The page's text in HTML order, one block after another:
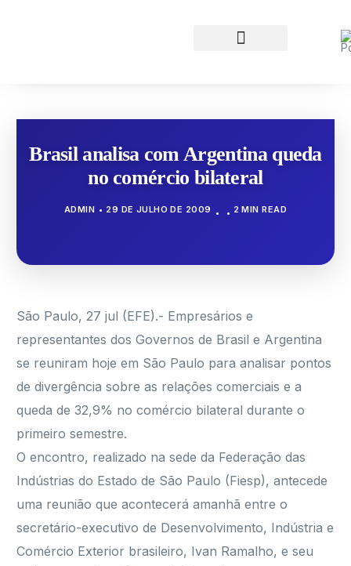
Brasil analisa com Argentina queda
no comércio bilateral
ADMIN 29 DE JULHO DE 2009 2 MIN READ
São Paulo, 27 jul (EFE).- Empresários e
representantes dos Governos de Brasil e Argentina
se reuniram hoje em São Paulo para analisar pontos
de divergência sobre as relações comerciais e a
queda de 32,9% no comércio bilateral durante o
primeiro semestre.
O encontro, realizado na sede da Federação das
Indústrias do Estado de São Paulo (Fiesp), antecede
uma reunião que acontecerá amanhã entre o
secretário-executivo de Desenvolvimento, Indústria e
Comércio Exterior brasileiro, Ivan Ramalho, e seu